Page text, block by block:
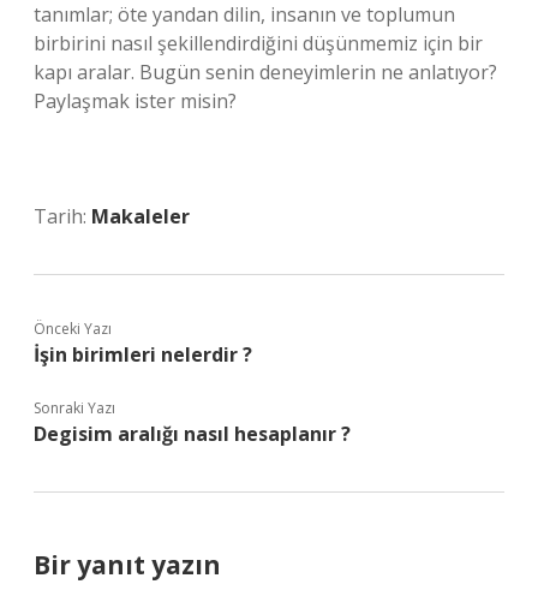
tanımlar; öte yandan dilin, insanın ve toplumun
birbirini nasıl şekillendirdiğini düşünmemiz için bir
kapı aralar. Bugün senin deneyimlerin ne anlatıyor?
Paylaşmak ister misin?
Tarih: Makaleler
Önceki Yazı
İşin birimleri nelerdir ?
Sonraki Yazı
Degisim aralığı nasıl hesaplanır ?
Bir yanıt yazın